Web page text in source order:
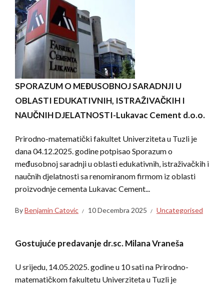
SPORAZUM O MEĐUSOBNOJ SARADNJI U
OBLASTI EDUKATIVNIH, ISTRAŽIVAČKIH I
NAUČNIH DJELATNOSTI-Lukavac Cement d.o.o.
Prirodno-matematički fakultet Univerziteta u Tuzli je
dana 04.12.2025. godine potpisao Sporazum o
međusobnoj saradnji u oblasti edukativnih, istraživačkih i
naučnih djelatnosti sa renomiranom firmom iz oblasti
proizvodnje cementa Lukavac Cement...
ByBenjamin Catovic 10 Decembra 2025 Uncategorised
Gostujuće predavanje dr.sc. Milana Vraneša
U srijedu, 14.05.2025. godine u 10 sati na Prirodno-
matematičkom fakultetu Univerziteta u Tuzli je